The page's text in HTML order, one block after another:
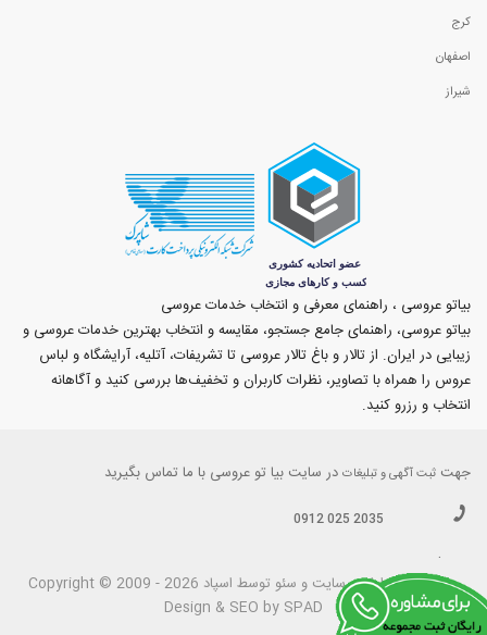
کرج
اصفهان
شیراز
بیاتو عروسی ، راهنمای معرفی و انتخاب خدمات عروسی
بیاتو عروسی، راهنمای جامع جستجو، مقایسه و انتخاب بهترین خدمات عروسی و
زیبایی در ایران. از تالار و باغ تالار عروسی تا تشریفات، آتلیه، آرایشگاه و لباس
عروس را همراه با تصاویر، نظرات کاربران و تخفیف‌ها بررسی کنید و آگاهانه
انتخاب و رزرو کنید.
جهت ثبت آگهی و تبلیغات در سایت بیا تو عروسی با ما تماس بگیرید
0912 025 2035
.
بیاتوعروسیCopyright © 2009 - 2026 طراحی سايت و سئو توسط اسپاد
Design & SEO by SPAD